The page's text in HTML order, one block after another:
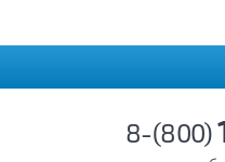
8-(800)